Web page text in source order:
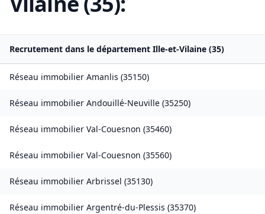
Recrutement dans le département Ille-et-Vilaine (35)
Réseau immobilier Amanlis (35150)
Réseau immobilier Andouillé-Neuville (35250)
Réseau immobilier Val-Couesnon (35460)
Réseau immobilier Val-Couesnon (35560)
Réseau immobilier Arbrissel (35130)
Réseau immobilier Argentré-du-Plessis (35370)